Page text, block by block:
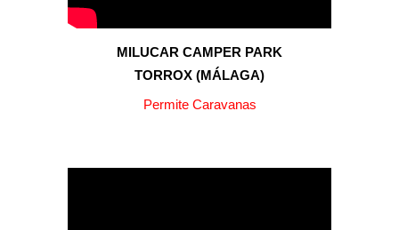
MILUCAR CAMPER PARK
TORROX (MÁLAGA)
Permite Caravanas